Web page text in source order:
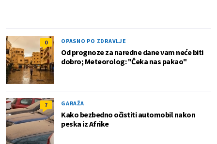
0 OPASNO PO ZDRAVLJE
Od prognoze za naredne dane vam neće biti
dobro; Meteorolog: "Čeka nas pakao"
7 GARAŽA
Kako bezbedno očistiti automobil nakon
peska iz Afrike